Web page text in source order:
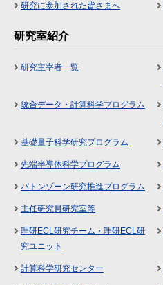
研究に参加された皆さまへ
研究室紹介
研究主宰者一覧
統合データ・計算科学プログラム
基礎量子科学研究プログラム
先端半導体科学プログラム
バトンゾーン研究推進プログラム
主任研究員研究室等
理研ECL研究チーム・理研ECL研
究ユニット
計算科学研究センター